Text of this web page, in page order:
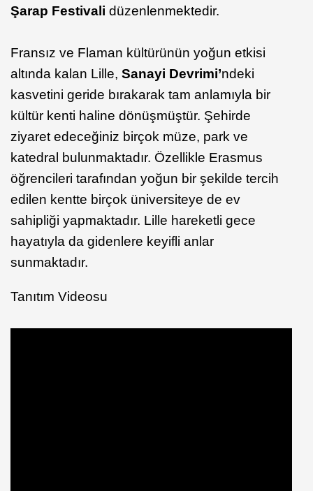
Şarap Festivali düzenlenmektedir.
Fransız ve Flaman kültürünün yoğun etkisi
altında kalan Lille, Sanayi Devrimi’ndeki
kasvetini geride bırakarak tam anlamıyla bir
kültür kenti haline dönüşmüştür. Şehirde
ziyaret edeceğiniz birçok müze, park ve
katedral bulunmaktadır. Özellikle Erasmus
öğrencileri tarafından yoğun bir şekilde tercih
edilen kentte birçok üniversiteye de ev
sahipliği yapmaktadır. Lille hareketli gece
hayatıyla da gidenlere keyifli anlar
sunmaktadır.
Tanıtım Videosu